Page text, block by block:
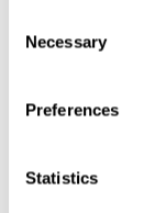
Selection
Necessary
Preferences
Statistics
снотворного и
различий в общей
наблюдались
когнитивного
p<.007],